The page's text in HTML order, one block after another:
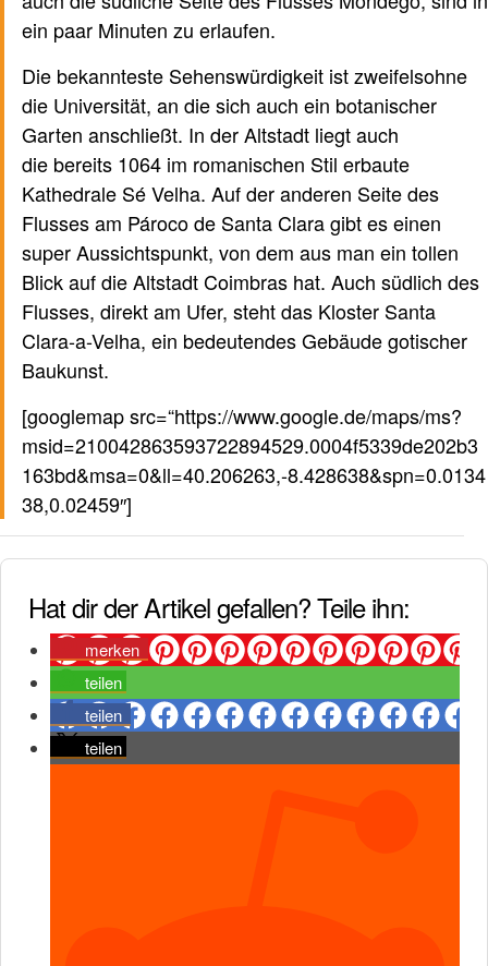
ein paar Minuten zu erlaufen.
Die bekannteste Sehenswürdigkeit ist zweifelsohne
die Universität, an die sich auch ein botanischer
Garten anschließt. In der Altstadt liegt auch
die bereits 1064 im romanischen Stil erbaute
Kathedrale Sé Velha. Auf der anderen Seite des
Flusses am Pároco de Santa Clara gibt es einen
super Aussichtspunkt, von dem aus man ein tollen
Blick auf die Altstadt Coimbras hat. Auch südlich des
Flusses, direkt am Ufer, steht das Kloster Santa
Clara-a-Velha, ein bedeutendes Gebäude gotischer
Baukunst.
[googlemap src=“https://www.google.de/maps/ms?
msid=210042863593722894529.0004f5339de202b3
163bd&msa=0&ll=40.206263,-8.428638&spn=0.0134
38,0.02459″]
Hat dir der Artikel gefallen? Teile ihn:
merken
teilen
teilen
teilen